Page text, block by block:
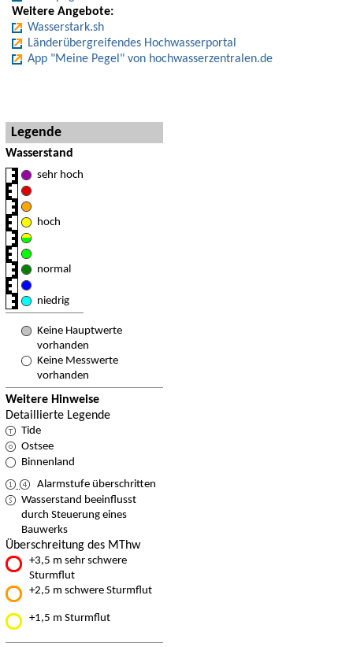
Weitere Angebote:
Wasserstark.sh
Länderübergreifendes Hochwasserportal
App "Meine Pegel" von hochwasserzentralen.de
Legende
Wasserstand
sehr hoch
hoch
normal
niedrig
Keine Hauptwerte
vorhanden
Keine Messwerte
vorhanden
Weitere Hinweise
Detaillierte Legende
Tide
Ostsee
Binnenland
Alarmstufe überschritten
Wasserstand beeinflusst
durch Steuerung eines
Bauwerks
Überschreitung des MThw
+3,5 m sehr schwere
Sturmflut
+2,5 m schwere Sturmflut
+1,5 m Sturmflut